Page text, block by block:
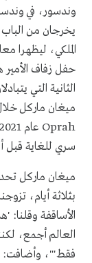
وندسور، في
يخرجان من الباب
الملكي، ليظهرا
الثانية التي
ميغان ماركل
سري للغاية قبل
ميغان ماركل
بثلاثة أيام،
الأساقفة وقلنا:
العالم أجمع،
فقط'"، وأضافت: